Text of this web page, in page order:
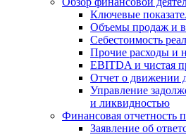
Ключевые
Объемы продаж и
Себестоимость
Прочие расходы и
EBITDA и чистая
Отчет о движении
Управление
и ликвидностью
Финансовая
Заявление об